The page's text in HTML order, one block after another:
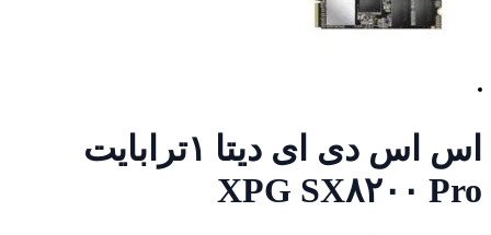
اس اس دی ای دیتا ۱ترابایت
XPG SX۸۲۰۰ Pro